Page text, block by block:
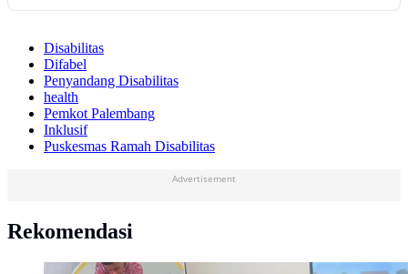
Disabilitas
Difabel
Penyandang Disabilitas
health
Pemkot Palembang
Inklusif
Puskesmas Ramah Disabilitas
Advertisement
Rekomendasi